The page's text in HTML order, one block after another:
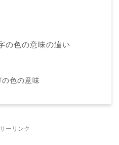
の色の意味の違い
色の意味
ーリンク